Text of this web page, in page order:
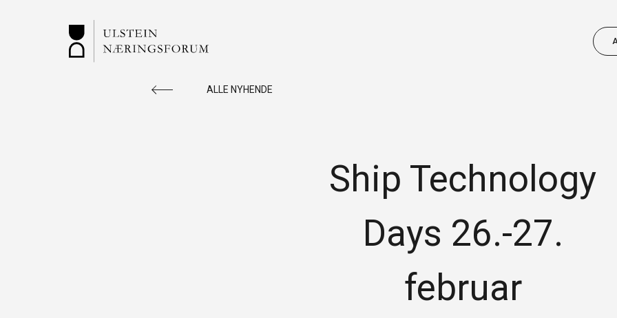
NÆRINGSUTVIKLING
næringslivet. Sjekk aktuelle arrangement
for ditt fagfelt, prosjekt vi kan bidra med
ALLE NYHENDE
Ship Technology
Days 26.-27.
februar